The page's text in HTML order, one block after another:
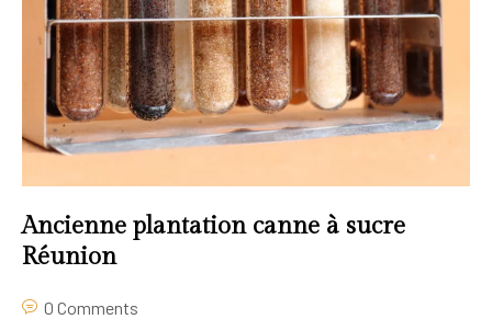
Ancienne plantation canne à sucre
Réunion
0 Comments